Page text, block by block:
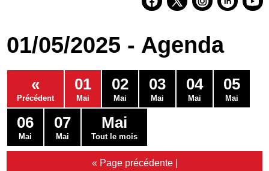
Economie
Services
Contacts
01/05/2025 - Agenda
«
Précédent
01
Mai
02
Mai
03
Mai
04
Mai
05
Mai
06
Mai
07
Mai
Mai
Tout le mois
« Page précédente|